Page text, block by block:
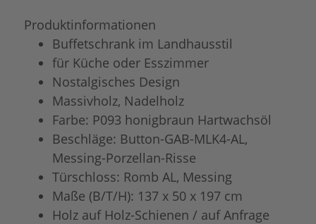
Produktinformationen
Buffetschrank im Landhausstil
für Küche oder Esszimmer
Nostalgisches Design
Massivholz, Nadelholz
Farbe: P093 honigbraun Hartwachsöl
Beschläge: Button-GAB-MLK4-AL,
Messing-Porzellan-Risse
Türschloss: Romb AL, Messing
Maße (B/T/H): 137 x 50 x 197 cm
Holz auf Holz-Schienen / auf Anfrage